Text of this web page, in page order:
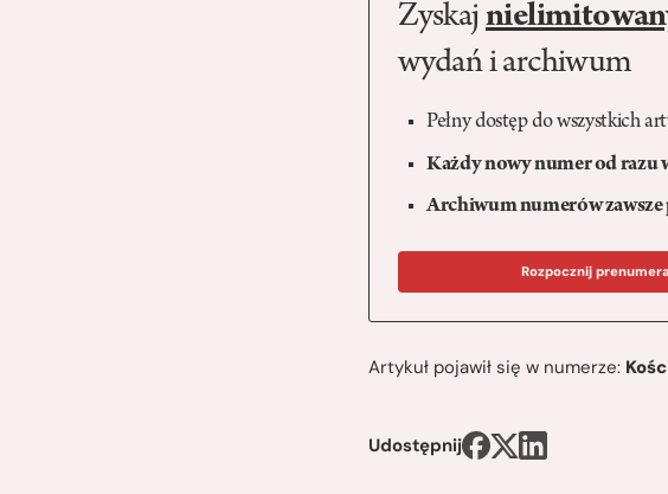
Zyskaj
wydań i archiwum
Pełny dostęp do wszystkich
Każdy nowy numer od razu
Archiwum numerów zawsze
Rozpocznij
Artykuł pojawił się w numerze:
Udostępnij